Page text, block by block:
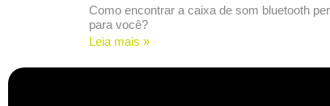
Como encontrar a caixa de som bluetooth
para você?
Leia mais »